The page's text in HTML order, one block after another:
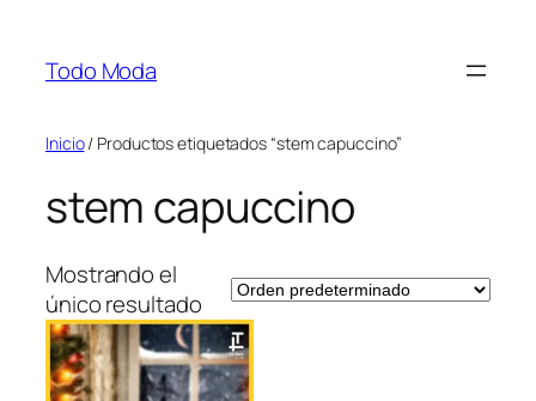
contenido
Todo Moda
Inicio/ Productos etiquetados “stem capuccino”
stem capuccino
Mostrando el
único resultado